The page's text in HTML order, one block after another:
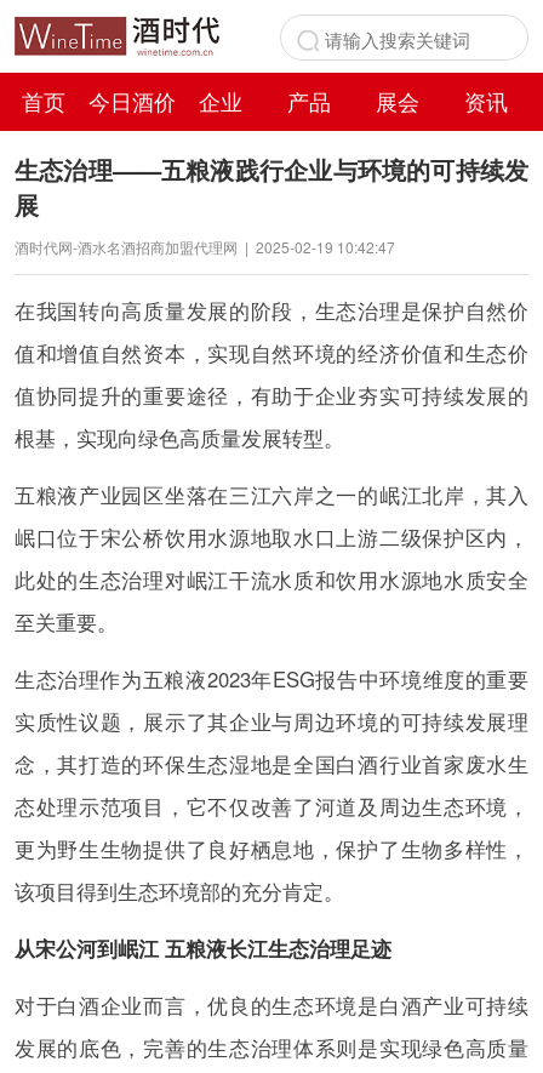
首页 今日酒价 企业 产品 展会
资讯
百科
生态治理——五粮液践行企业与环境的可持续发
展
酒时代网-酒水名酒招商加盟代理网 | 2025-02-19 10:42:47
在我国转向高质量发展的阶段，生态治理是保护自然价
值和增值自然资本，实现自然环境的经济价值和生态价
值协同提升的重要途径，有助于企业夯实可持续发展的
根基，实现向绿色高质量发展转型。
五粮液产业园区坐落在三江六岸之一的岷江北岸，其入
岷口位于宋公桥饮用水源地取水口上游二级保护区内，
此处的生态治理对岷江干流水质和饮用水源地水质安全
至关重要。
生态治理作为五粮液2023年ESG报告中环境维度的重要
实质性议题，展示了其企业与周边环境的可持续发展理
念，其打造的环保生态湿地是全国白酒行业首家废水生
态处理示范项目，它不仅改善了河道及周边生态环境，
更为野生生物提供了良好栖息地，保护了生物多样性，
该项目得到生态环境部的充分肯定。
从宋公河到岷江 五粮液长江生态治理足迹
对于白酒企业而言，优良的生态环境是白酒产业可持续
发展的底色，完善的生态治理体系则是实现绿色高质量